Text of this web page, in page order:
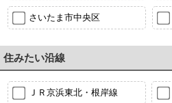
さいたま市中央区
住みたい沿線
ＪＲ京浜東北・根岸線